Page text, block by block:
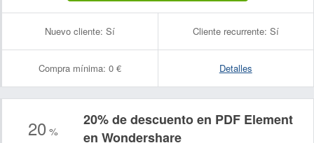
Nuevo cliente: Sí Cliente recurrente: Sí
Compra mínima: 0 € Detalles
20 %
20% de descuento en PDF Element
en Wondershare